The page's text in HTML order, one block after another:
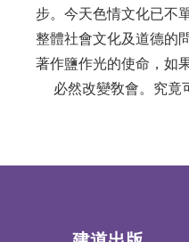
步。今天色情文化已不
整體社會文化及道德的
著作鹽作光的使命，如
必然改變敎會。究竟